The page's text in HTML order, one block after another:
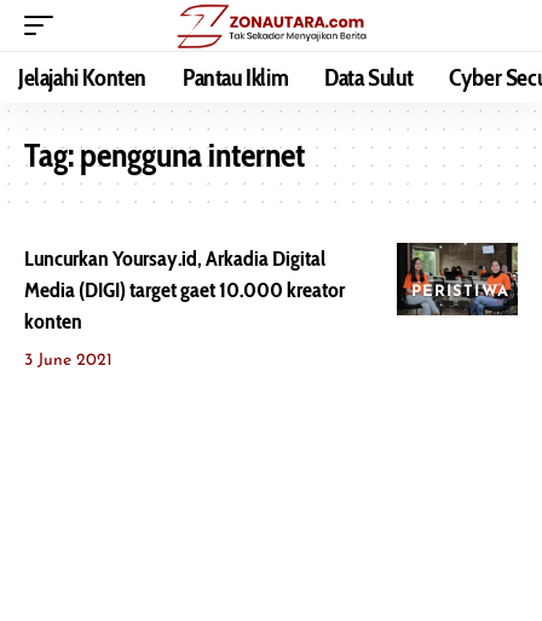
Jelajahi Konten Pantau Iklim Data Sulut Cyber
Tag:pengguna internet
PERISTIWA
Luncurkan Yoursay.id, Arkadia Digital
Media (DIGI) target gaet 10.000 kreator
konten
3 June 2021